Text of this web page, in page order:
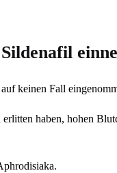
keinen Fall
haben, hohen